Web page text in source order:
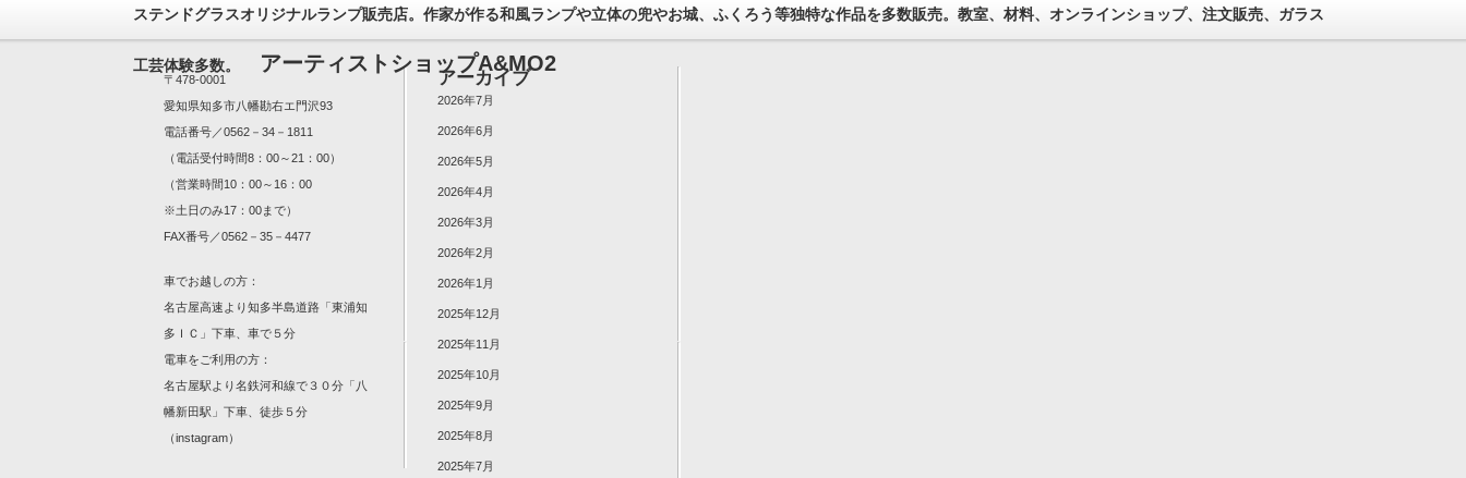
ステンドグラスオリジナルランプ販売店。作家が作る和風ランプや立体の兜やお城、ふくろう等独特な作品を多数販売。教室、材料、オンラインショップ、注文販売、ガラス
工芸体験多数。 アーティストショップA&MO2
〒478-0001
愛知県知多市八幡勘右エ門沢93
電話番号／0562－34－1811
（電話受付時間8：00～21：00）
（営業時間10：00～16：00
※土日のみ17：00まで）
FAX番号／0562－35－4477
車でお越しの方：
名古屋高速より知多半島道路「東浦知
多ＩＣ」下車、車で５分
電車をご利用の方：
名古屋駅より名鉄河和線で３０分「八
幡新田駅」下車、徒歩５分
（instagram）
アーカイブ
2026年7月
2026年6月
2026年5月
2026年4月
2026年3月
2026年2月
2026年1月
2025年12月
2025年11月
2025年10月
2025年9月
2025年8月
2025年7月